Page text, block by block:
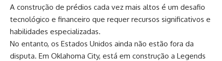
A construção de prédios cada vez mais altos é um desafio
tecnológico e financeiro que requer recursos significativos e
habilidades especializadas.
No entanto, os Estados Unidos ainda não estão fora da
disputa. Em Oklahoma City, está em construção a Legends